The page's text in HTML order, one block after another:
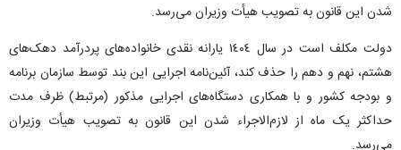
شدن این قانون به تصویب هیأت وزیران می‌رسد.
دولت مکلف است در سال ١٤٠٤ یارانه نقدی خانواده‌های پردرآمد دهک‌های
هشتم، نهم و دهم را حذف کند، آئین‌نامه اجرایی این بند توسط سازمان برنامه
و بودجه کشور و با همکاری دستگاه‌های اجرایی مذکور (مرتبط) ظرف مدت
حداکثر یک ماه از لازم‌الاجراء شدن این قانون به تصویب هیأت وزیران
می‌رسد.